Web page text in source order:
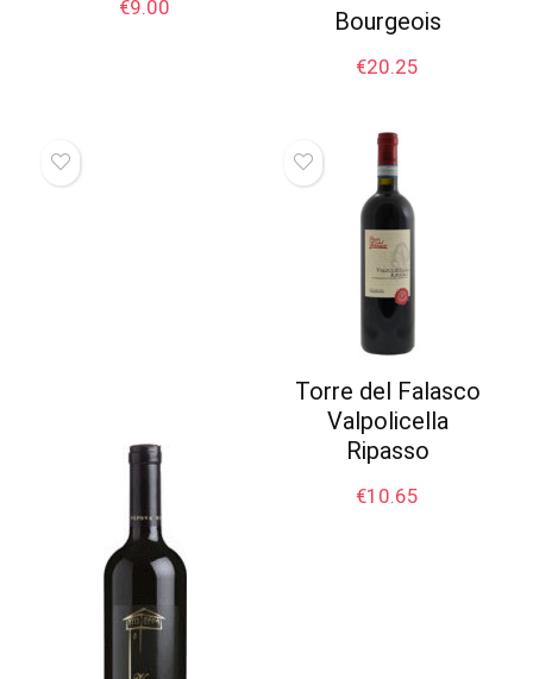
€9.00
Bourgeois
€20.25
Torre del Falasco
Valpolicella
Ripasso
€10.65